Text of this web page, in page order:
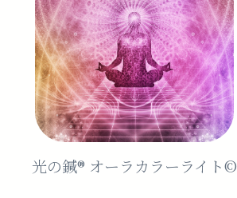
光の鍼®️ オーラカラーライト©︎